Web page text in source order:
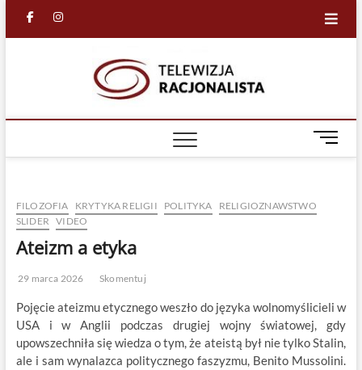
facebook
in
M
e
FILOZOFIA KRYTYKA RELIGII POLITYKA
RELIGIOZNAWSTWO
SLIDER
VIDEO
Ateizm a etyka
29 marca 2026 Skomentuj
Pojęcie ateizmu etycznego weszło do języka wolnomyślicieli w
USA i w Anglii podczas drugiej wojny światowej, gdy
upowszechniła się wiedza o tym, że ateistą był nie tylko Stalin,
ale i sam wynalazca politycznego faszyzmu, Benito Mussolini.